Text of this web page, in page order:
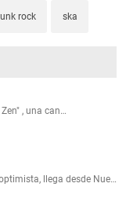
rock ska
, una can…
llega desde Nue…